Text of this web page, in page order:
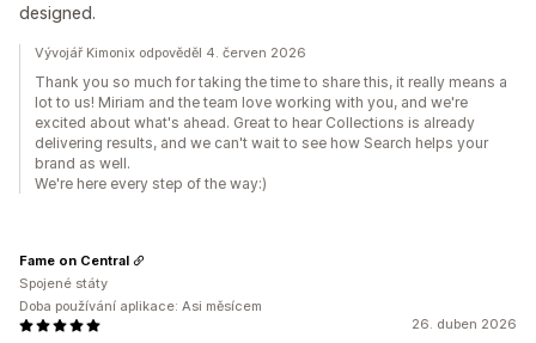
designed.
Vývojář Kimonix odpověděl 4. červen 2026
Thank you so much for taking the time to share this, it really means a
lot to us! Miriam and the team love working with you, and we're
excited about what's ahead. Great to hear Collections is already
delivering results, and we can't wait to see how Search helps your
brand as well.
We're here every step of the way:)
26. duben 2026
Fame on Central
Spojené státy
Doba používání aplikace: Asi měsícem